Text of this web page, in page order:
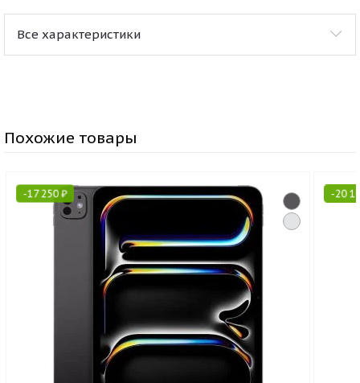
Все характеристики
Похожие товары
-17 250₽ -20